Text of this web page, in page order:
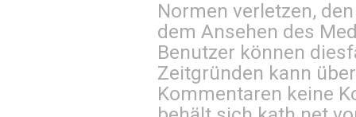
Normen verletzen,
dem Ansehen des
Benutzer können
Zeitgründen kann
Kommentaren keine